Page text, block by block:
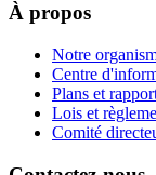
À propos
Notre
Centre
Plans et
Lois et
Comité